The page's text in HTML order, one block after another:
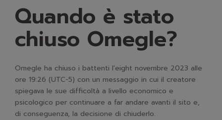
Quando è stato
chiuso Omegle?
Omegle ha chiuso i battenti l'eight novembre 2023 alle
ore 19:26 (UTC-5) con un messaggio in cui il creatore
spiegava le sue difficoltà a livello economico e
psicologico per continuare a far andare avanti il sito e,
di conseguenza, la decisione di chiuderlo.